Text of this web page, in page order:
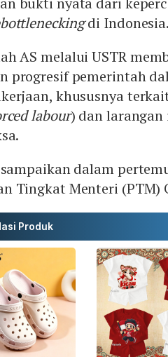
di Indonesia.
AS melalui USTR
progresif pemerintah
khususnya
labour) dan
dalam
Tingkat Menteri (PTM)
Produk